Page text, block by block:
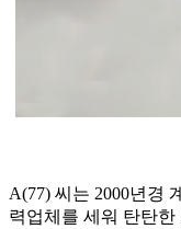
A(77) 씨는 2000년경
력업체를 세워 탄탄